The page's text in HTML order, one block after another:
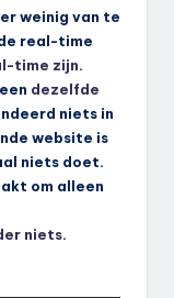
weinig van te
real-time
time zijn.
dezelfde
niets in
website is
niets doet.
om alleen
niets.